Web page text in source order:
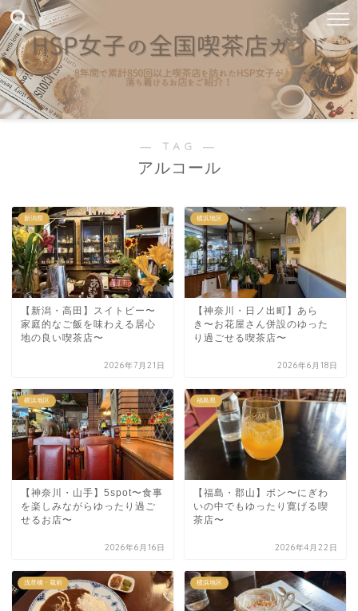
― TAG ―
アルコール
新潟県
【新潟・高田】スイトピー〜
家庭的なご飯を味わえる居心
地の良い喫茶店〜
2026年7月21日
横浜地区
【神奈川・日ノ出町】あら
き〜お花屋さん併設のゆった
り過ごせる喫茶店〜
2026年6月18日
横浜地区
【神奈川・山手】5spot〜食事
を楽しみながらゆったり過ご
せるお店〜
2026年6月16日
福島県
【福島・郡山】ボン〜にぎわ
いの中でもゆったり寛げる喫
茶店〜
2026年4月22日
浅草橋・蔵前 横浜地区